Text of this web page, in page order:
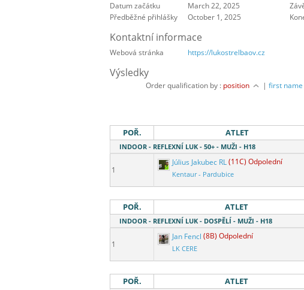
Datum začátku March 22, 2025
Předběžné přihlášky
October 1, 2025
Kontaktní informace
Webová stránka https://lukostrelbaov.cz
Výsledky
Order qualification by : position |first name
POŘ. ATLET
INDOOR - REFLEXNÍ LUK - 50+ - MUŽI - H18
1
Július Jakubec RL(11C) Odpolední
Kentaur - Pardubice
POŘ. ATLET
INDOOR - REFLEXNÍ LUK - DOSPĚLÍ - MUŽI - H18
1
Jan Fencl (8B) Odpolední
LK CERE
POŘ. ATLET